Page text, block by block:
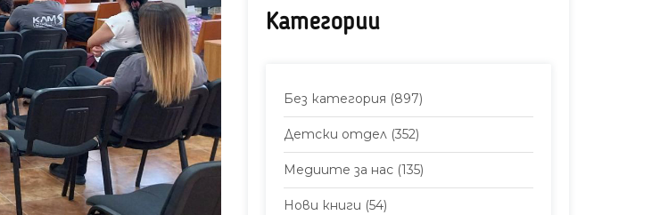
Категории
Без категория (897)
Детски отдел (352)
Медиите за нас (135)
Нови книги (54)